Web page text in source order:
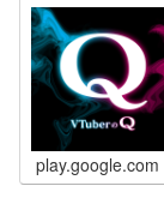
play.google.com